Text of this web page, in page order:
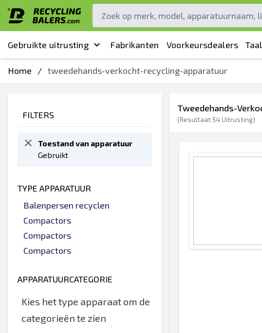
Gebruikte uitrusting Fabrikanten Voorkeursdealers Taal
Home / tweedehands-verkocht-recycling-apparatuur
FILTERS
Toestand van apparatuur
Gebruikt
TYPE APPARATUUR
Balenpersen recyclen
Compactors
Compactors
Compactors
APPARATUURCATEGORIE
Kies het type apparaat om de
categorieën te zien
Tweedehands-
(Resultaat 54 Uitrusting)